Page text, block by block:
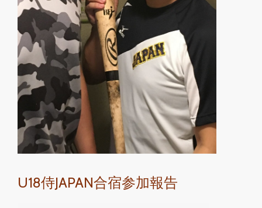
の
下
肢
外
側
の
痛
み
U18侍JAPAN合宿参加報告